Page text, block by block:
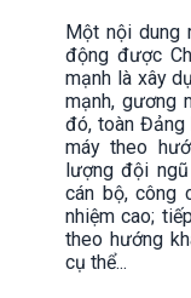
Một nội dung
động được
mạnh là xây
mạnh, gương
đó, toàn Đảng
máy theo
lượng đội
cán bộ, công
nhiệm cao;
theo hướng
cụ thể...